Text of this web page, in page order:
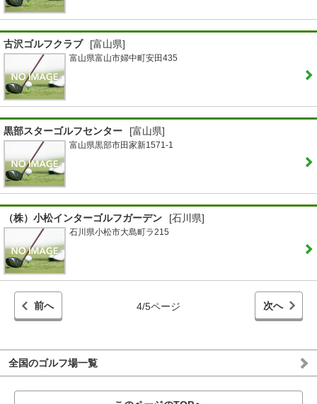
古沢ゴルフクラブ [富山県]
富山県富山市婦中町安田435
黒部スターゴルフセンター [富山県]
富山県黒部市田家新1571-1
（株）小松インターゴルフガーデン [石川県]
石川県小松市大島町ラ215
前へ 4/5ページ 次へ
全国のゴルフ場一覧